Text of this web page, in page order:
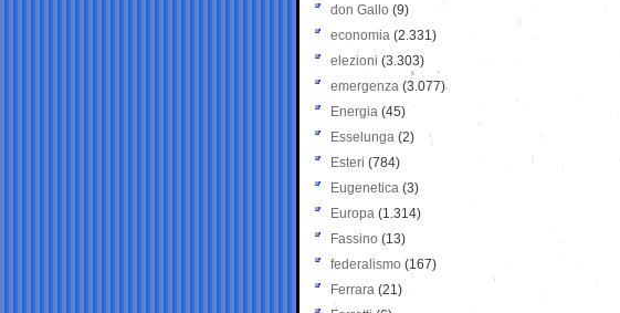
don Gallo (9)
economia (2.331)
elezioni (3.303)
emergenza (3.077)
Energia (45)
Esselunga (2)
Esteri (784)
Eugenetica (3)
Europa (1.314)
Fassino (13)
federalismo (167)
Ferrara (21)